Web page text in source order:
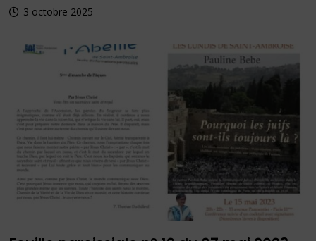
3 octobre 2025